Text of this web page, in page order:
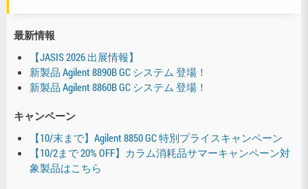
最新情報
【JASIS 2026 出展情報】
新製品 Agilent 8890B GC システム 登場！
新製品 Agilent 8860B GC システム 登場！
キャンペーン
【10/末まで】Agilent 8850 GC 特別プライスキャンペーン
【10/2まで 20% OFF】カラム消耗品サマーキャンペーン対
象製品はこちら